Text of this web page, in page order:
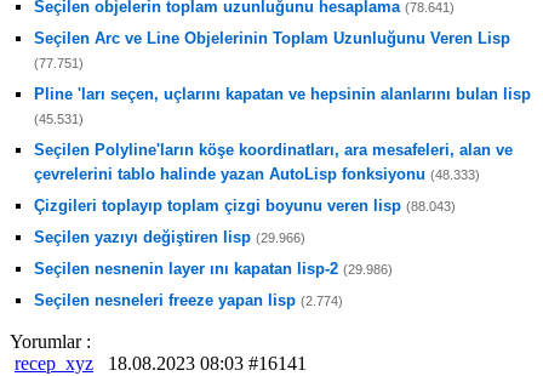
Seçilen objelerin toplam uzunluğunu hesaplama (78.641)
Seçilen Arc ve Line Objelerinin Toplam Uzunluğunu Veren Lisp
(77.751)
Pline 'ları seçen, uçlarını kapatan ve hepsinin alanlarını bulan lisp
(45.531)
Seçilen Polyline'ların köşe koordinatları, ara mesafeleri, alan ve
çevrelerini tablo halinde yazan AutoLisp fonksiyonu (48.333)
Çizgileri toplayıp toplam çizgi boyunu veren lisp (88.043)
Seçilen yazıyı değiştiren lisp (29.966)
Seçilen nesnenin layer ını kapatan lisp-2 (29.986)
Seçilen nesneleri freeze yapan lisp (2.774)
Yorumlar :
recep_xyz 18.08.2023 08:03 #16141